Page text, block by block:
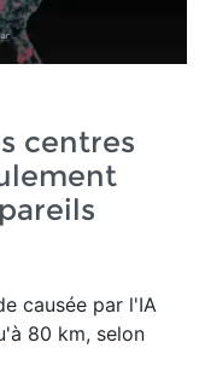
centres
causée par l'IA
80 km, selon